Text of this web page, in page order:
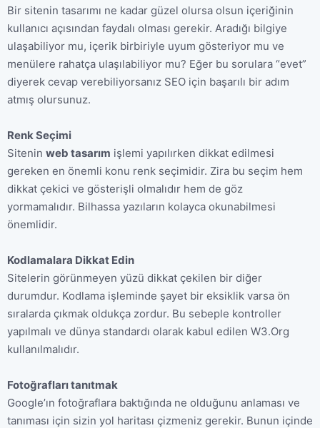
Bir sitenin tasarımı ne kadar güzel olursa olsun içeriğinin
kullanıcı açısından faydalı olması gerekir. Aradığı bilgiye
ulaşabiliyor mu, içerik birbiriyle uyum gösteriyor mu ve
menülere rahatça ulaşılabiliyor mu? Eğer bu sorulara “evet”
diyerek cevap verebiliyorsanız SEO için başarılı bir adım
atmış olursunuz.
Renk Seçimi
Sitenin web tasarım işlemi yapılırken dikkat edilmesi
gereken en önemli konu renk seçimidir. Zira bu seçim hem
dikkat çekici ve gösterişli olmalıdır hem de göz
yormamalıdır. Bilhassa yazıların kolayca okunabilmesi
önemlidir.
Kodlamalara Dikkat Edin
Sitelerin görünmeyen yüzü dikkat çekilen bir diğer
durumdur. Kodlama işleminde şayet bir eksiklik varsa ön
sıralarda çıkmak oldukça zordur. Bu sebeple kontroller
yapılmalı ve dünya standardı olarak kabul edilen W3.Org
kullanılmalıdır.
Fotoğrafları tanıtmak
Google’ın fotoğraflara baktığında ne olduğunu anlaması ve
tanıması için sizin yol haritası çizmeniz gerekir. Bunun içinde